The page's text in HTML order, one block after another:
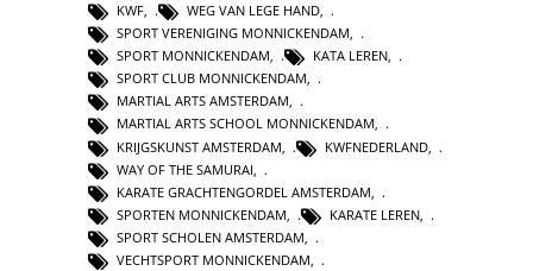
KWF, WEG VAN LEGE HAND,
SPORT VERENIGING MONNICKENDAM,
SPORT MONNICKENDAM, KATA LEREN,
SPORT CLUB MONNICKENDAM,
MARTIAL ARTS AMSTERDAM,
MARTIAL ARTS SCHOOL MONNICKENDAM,
KRIJGSKUNST AMSTERDAM
KWFNEDERLAND
WAY OF THE SAMURAI
KARATE GRACHTENGORDEL AMSTERDAM
SPORTEN MONNICKENDAM
KARATE LEREN
SPORT SCHOLEN AMSTERDAM
VECHTSPORT MONNICKENDAM